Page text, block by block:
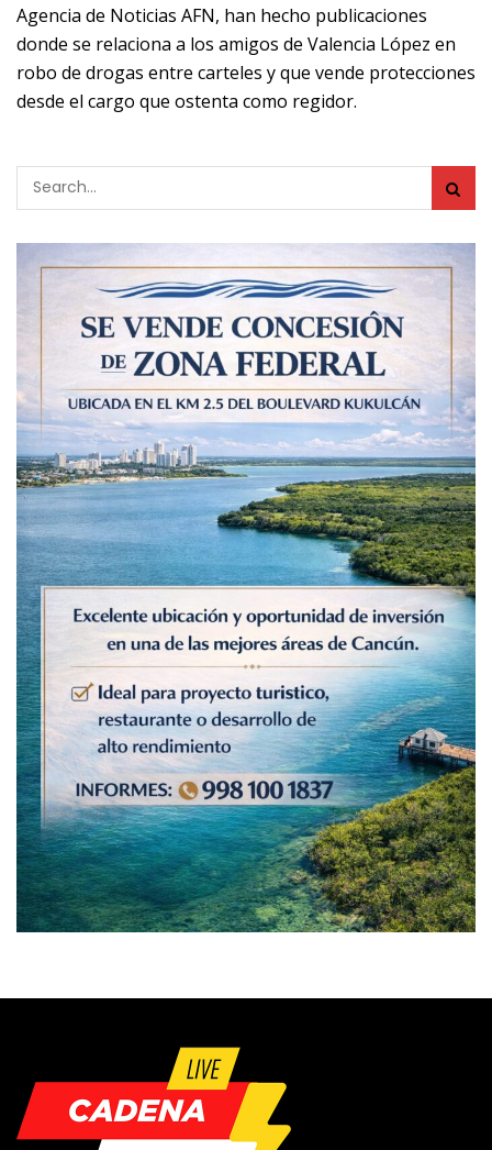
Agencia de Noticias AFN, han hecho publicaciones
donde se relaciona a los amigos de Valencia López en
robo de drogas entre carteles y que vende protecciones
desde el cargo que ostenta como regidor.